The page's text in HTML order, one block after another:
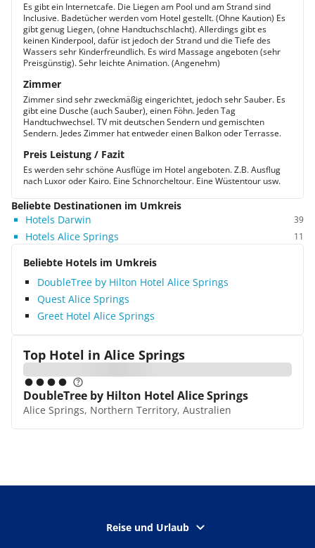
Es gibt ein Internetcafe. Die Liegen am Pool und am Strand sind
Inclusive. Badetücher werden vom Hotel gestellt. (Ohne Kaution) Es
gibt genug Liegen, (ohne Handtuchschlacht). Allerdings gibt es
keinen Kinderpool, dafür ist jedoch der Strand und die Tiefe des
Wassers sehr Kinderfreundlich. Es wird Massage angeboten (sehr
Preisgünstig). Sehr leichte Animation. (Angenehm)
Zimmer
Zimmer sind sehr zweckmäßig eingerichtet, jedoch sehr Sauber. Es
gibt eine Dusche (auch Sauber), einen Föhn. Jeden Tag
Handtuchwechsel. TV mit deutschen Sendern und gemischten
Sendern. Jedes Zimmer hat entweder einen Balkon oder Terrasse.
Preis Leistung / Fazit
Es werden sehr schöne Ausflüge im Hotel angeboten. Z.B. Ausflug
nach Luxor oder Kairo. Eine Schnorcheltour. Eine Wüstentour usw.
Beliebte Destinationen im Umkreis
Hotels Darwin
39
Hotels Alice Springs 11
Beliebte Hotels im Umkreis
DoubleTree by Hilton Hotel Alice Springs
Quest Alice Springs
Greet Hotel Alice Springs
Top Hotel in Alice Springs
DoubleTree by Hilton Hotel Alice Springs
Alice Springs, Northern Territory, Australien
Reise und Urlaub